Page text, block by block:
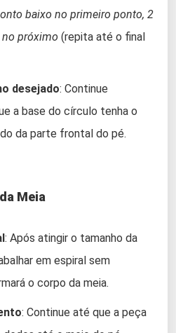
baixo no primeiro ponto, 2
próximo (repita até o final
desejado: Continue
a base do círculo tenha o
da parte frontal do pé.
Meia
: Após atingir o tamanho da
em espiral sem
o corpo da meia.
: Continue até que a peça